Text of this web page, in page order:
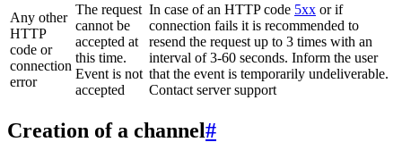
Any other
HTTP
code or
connection
error
The request
cannot be
accepted at
this time.
Event is not
accepted
In case of an HTTP code 5xx or if
connection fails it is recommended to
resend the request up to 3 times with an
interval of 3-60 seconds. Inform the user
that the event is temporarily undeliverable.
Contact server support
Creation of a channel#